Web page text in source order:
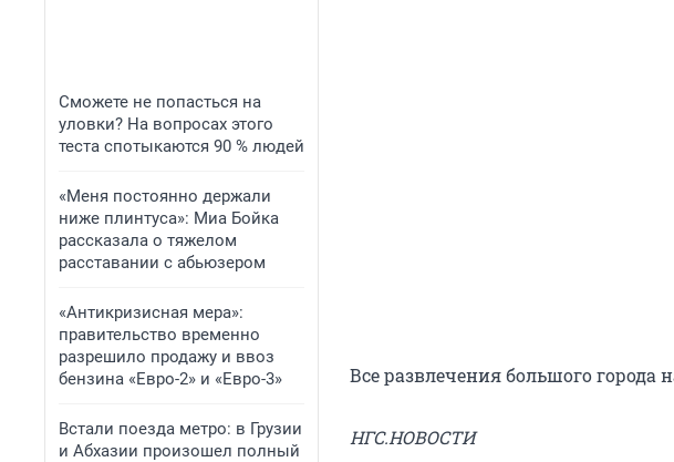
Сможете не попасться на
уловки? На вопросах этого
теста спотыкаются 90 % людей
«Меня постоянно держали
ниже плинтуса»: Миа Бойка
рассказала о тяжелом
расставании с абьюзером
«Антикризисная мера»:
правительство временно
разрешило продажу и ввоз
бензина «Евро-2» и «Евро-3»
Встали поезда метро: в Грузии
и Абхазии произошел полный
Все развлечения большого города
НГС.НОВОСТИ